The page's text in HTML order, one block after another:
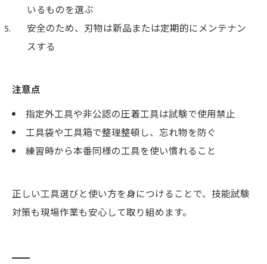
いるものを選ぶ
安全のため、刃物は新品または定期的にメンテナン
スする
注意点
指定外工具や非公認の圧着工具は試験で使用禁止
工具袋や工具箱で整理整頓し、忘れ物を防ぐ
練習時から本番同様の工具を使い慣れること
正しい工具選びと使い方を身につけることで、技能試験
対策も現場作業も安心して取り組めます。